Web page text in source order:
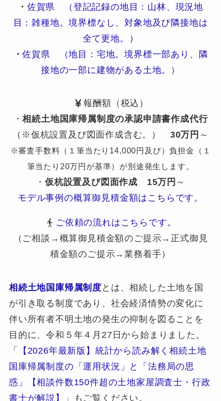
・ 佐賀県 （登記記録の地目：山林、現況地
目：雑種地。境界標なし、対象地及び隣接地は
全て更地。）
・佐賀県 （地目：宅地。境界標一部あり、隣
接地の一部に建物がある土地。
）
報酬額（税込）
・相続土地国庫帰属制度の承認申請書作成代行
（※仮杭設置及び図面作成含む。） 30万円 ～
※審査手数料（１筆当たり14,000円及び）負担金（１
筆当たり20万円が基準）が別途発生します。
・ 仮杭設置及び図面作成 15万円 ～
モデル事例の概算御見積金額はこちらです。
ご依頼の流れはこちらです。
（ご相談→概算御見積金額のご提示→正式御見
積金額のご提示→業務着手）
相続土地国庫帰属制度 とは、相続した土地を国
が引き取る制度であり、社会経済情勢の変化に
伴い所有者不明土地の発生の抑制を図ることを
目的に、令和５年４月27日から始まりました。
「
【2026年最新版】統計から読み解く相続土地
国庫帰属制度の「運用状況」と「法務局の思
惑」【相談件数150件超の土地家屋調査士・行政
書士が解説】
」もご覧ください。